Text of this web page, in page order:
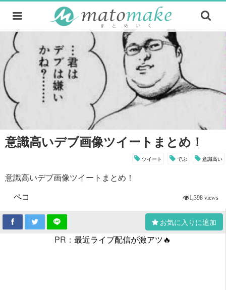
意識高いデブ画像ツイートまとめ！
ツイート でぶ 意識高い
意識高いデブ画像ツイートまとめ！
ペコ
1,398 views
お気に入りに追加
PR： 最近ライブ配信が激アツ🔥